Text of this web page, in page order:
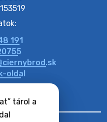
tárol a
191
oldal